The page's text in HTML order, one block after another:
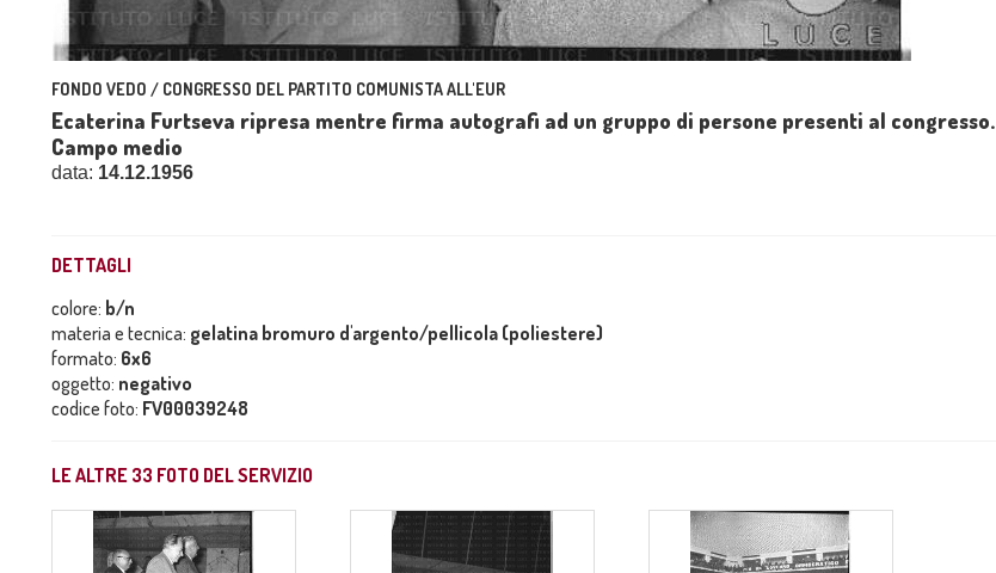
FONDO VEDO / CONGRESSO DEL PARTITO COMUNISTA ALL'EUR
Ecaterina Furtseva ripresa mentre firma autografi ad un gruppo di persone presenti al congresso.
Campo medio
data: 14.12.1956
DETTAGLI
colore: b/n
materia e tecnica: gelatina bromuro d'argento/pellicola (poliestere)
formato: 6x6
oggetto: negativo
codice foto: FV00039248
LE ALTRE 33 FOTO DEL SERVIZIO